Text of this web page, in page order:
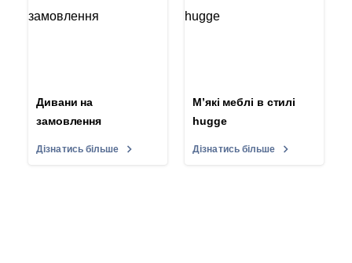
Дивани на
замовлення
Дізнатись більше
М’які меблі в стилі
hugge
Дізнатись більше